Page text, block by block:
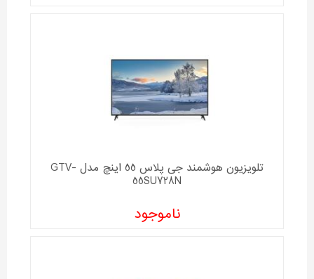
تلویزیون هوشمند جی پلاس 55 اینچ مدل GTV-
55SU728N
ناموجود